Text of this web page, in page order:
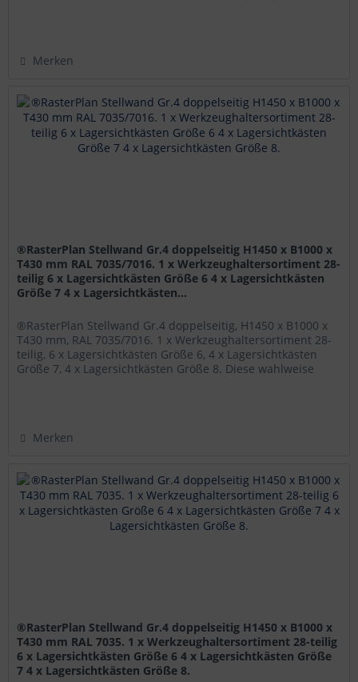
Merken
®RasterPlan Stellwand Gr.4 doppelseitig H1450 x B1000 x
T430 mm RAL 7035/7016. 1 x Werkzeughaltersortiment 28-
teilig 6 x Lagersichtkästen Größe 6 4 x Lagersichtkästen
Größe 7 4 x Lagersichtkästen...
®RasterPlan Stellwand Gr.4 doppelseitig, H1450 x B1000 x
T430 mm, RAL 7035/7016. 1 x Werkzeughaltersortiment 28-
teilig, 6 x Lagersichtkästen Größe 6, 4 x Lagersichtkästen
Größe 7, 4 x Lagersichtkästen Größe 8. Diese wahlweise
Merken
®RasterPlan Stellwand Gr.4 doppelseitig H1450 x B1000 x
T430 mm RAL 7035. 1 x Werkzeughaltersortiment 28-teilig
6 x Lagersichtkästen Größe 6 4 x Lagersichtkästen Größe
7 4 x Lagersichtkästen Größe 8.